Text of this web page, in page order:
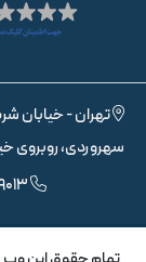
تهران - خیابان
سهروردی، روبروی